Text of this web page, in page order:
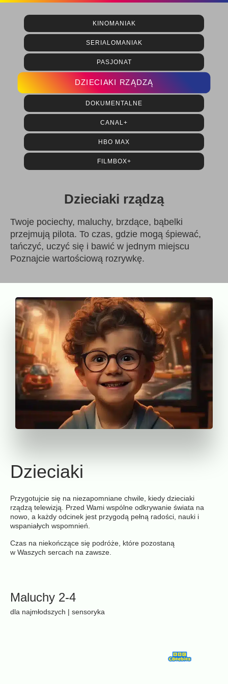
KINOMANIAK
SERIALOMANIAK
PASJONAT
DZIECIAKI RZĄDZĄ
DOKUMENTALNE
CANAL+
HBO MAX
FILMBOX+
Twoje pociechy, maluchy, brzdące, bąbelki
przejmują pilota. To czas, gdzie mogą śpiewać,
tańczyć, uczyć się i bawić w jednym miejscu
Poznajcie wartościową rozrywkę.
Dzieciaki rządzą
Dzieciaki
Przygotujcie się na niezapomniane chwile, kiedy dzieciaki
rządzą telewizją. Przed Wami wspólne odkrywanie świata na
nowo, a każdy odcinek jest przygodą pełną radości, nauki i
wspaniałych wspomnień.
Czas na niekończące się podróże, które pozostaną
w Waszych sercach na zawsze.
Maluchy 2-4
dla najmłodszych | sensoryka